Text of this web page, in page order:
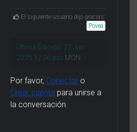
El siguiente usuario dijo gracias:
Povea
Última Edición: 22 Jun
2025 12:06 por MON
Por favor, Conectar o
Crear cuenta para unirse a
la conversación.